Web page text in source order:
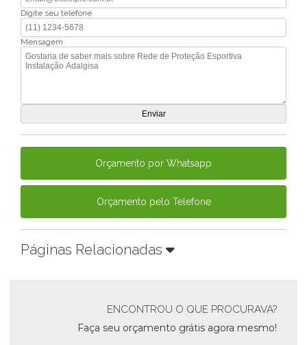
Digite seu telefone
Mensagem
Orçamento por Whatsapp
Orçamento pelo Telefone
Páginas Relacionadas
ENCONTROU O QUE PROCURAVA?
Faça seu orçamento grátis agora mesmo!